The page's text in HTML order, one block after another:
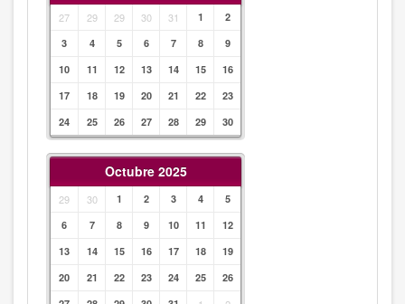
27 29 29 30 31 1
2
3
4 5 6 7 8
9
10
11 12 13 14 15
16
17
18 19 20 21 22
23
24
25 26 27 28 29 30
Octubre 2025
29 30 1 2 3 4
5
6
7 8 9 10 11
12
13
14 15 16 17 18
19
20
21 22 23 24 25
26